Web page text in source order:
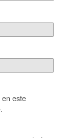
este